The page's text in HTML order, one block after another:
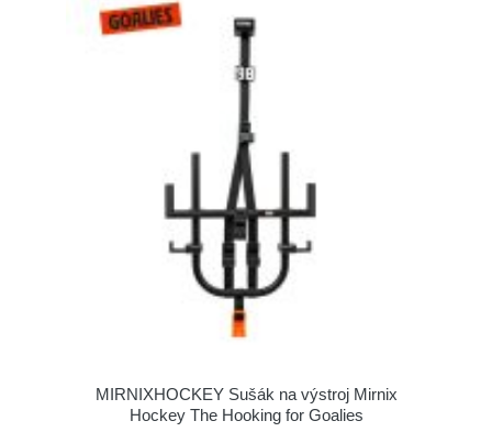
MIRNIXHOCKEY Sušák na výstroj Mirnix
Hockey The Hooking for Goalies